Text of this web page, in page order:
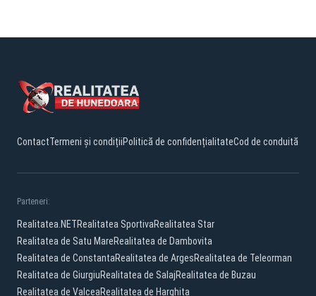
ContactTermeni și condițiiPolitică de confidențialitateCod de conduită
Parteneri:
Realitatea.NETRealitatea SportivaRealitatea Star
Realitatea de Satu MareRealitatea de Dambovita
Realitatea de ConstantaRealitatea de ArgesRealitatea de Teleorman
Realitatea de GiurgiuRealitatea de SalajRealitatea de Buzau
Realitatea de ValceaRealitatea de Harghita